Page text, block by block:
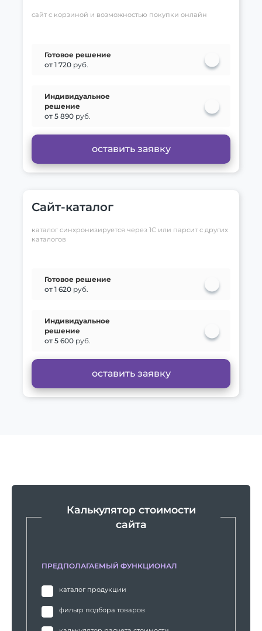
сайт с корзиной и возможностью покупки онлайн
Готовое решение
от 1 720 руб.
Индивидуальное
решение
от 5 890 руб.
оставить заявку
Сайт-каталог
каталог синхронизируется через 1С или парсит с других
каталогов
Готовое решение
от 1 620 руб.
Индивидуальное
решение
от 5 600 руб.
оставить заявку
Калькулятор стоимости
сайта
ПРЕДПОЛАГАЕМЫЙ ФУНКЦИОНАЛ
каталог продукции
фильтр подбора товаров